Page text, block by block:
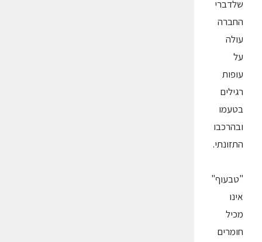
שלדברי
החברה
עולה
על
עופות
רגילים
בטעמו
ובהרכבו
התזונתי.
"טבעוף"
אינו
מכיל
חומרים